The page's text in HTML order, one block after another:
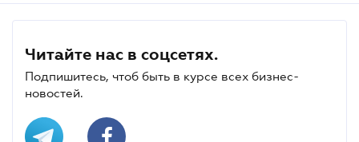
Читайте нас в соцсетях.
Подпишитесь, чтоб быть в курсе всех бизнес-
новостей.